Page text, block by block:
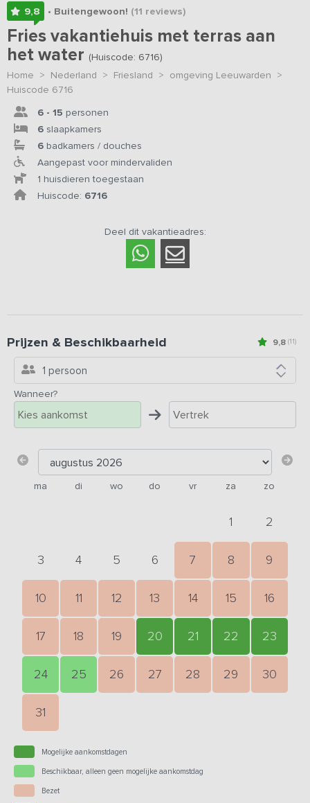
9,8 • Buitengewoon! (11 reviews)
Fries vakantiehuis met terras aan
het water (Huiscode: 6716)
Home > Nederland > Friesland > omgeving Leeuwarden >
Huiscode 6716
6 - 15 personen
6 slaapkamers
6 badkamers / douches
Aangepast voor mindervaliden
1 huisdieren toegestaan
Huiscode: 6716
Deel dit vakantieadres:
9,8 (11)
Prijzen & Beschikbaarheid
1 persoon
Wanneer?
ma di wo do vr za zo
1 2
3 4 5 6 7 8 9
10 11 12 13 14 15 16
17 18 19 20 21 22 23
24 25 26 27 28 29 30
31
Mogelijke aankomstdagen
Beschikbaar, alleen geen mogelijke aankomstdag
Bezet